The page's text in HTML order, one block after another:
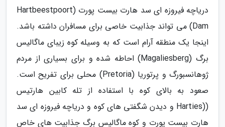
دریاچه فیروزه ای سد هارت بیست پورت (Hartbeestpoort
Dam) می تواند جذابیت خاصی برای مسافران داشته باشد.
اینجا یک منطقه آرام است که به وسیله کوه زیبای ماگالیس
برگ (Magaliesberg) احاطه شده و برای بسیاری از مردم
ژوهانسبورگ و پرتوریا (Pretoria) محلی برای تفریح است.
صعود به بالای کوه با استفاده از تله کابین هارتیس
((Harties و دیدن شگفتی های کوه و دریاچه فیروزه ای سد
هارت بیست پورت و کوه ماگالیس برگ جذابیت های خاص